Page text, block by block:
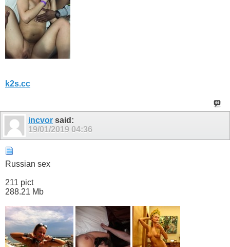
k2s.cc
incvor said:
19/01/2019 04:36
Russian sex
211 pict
288.21 Mb